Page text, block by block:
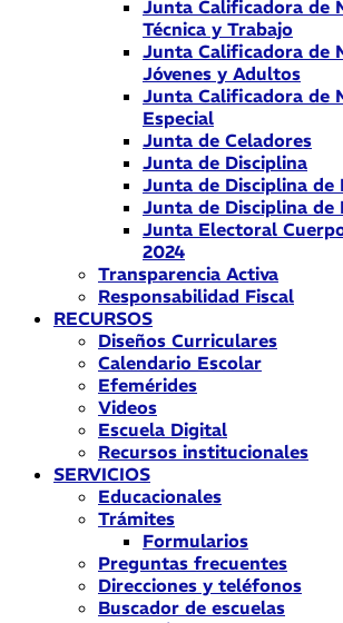
Junta Calificadora de
Técnica y Trabajo
Junta Calificadora de
Jóvenes y Adultos
Junta Calificadora de
Especial
Junta de Celadores
Junta de Disciplina
Junta de Disciplina de
Junta de Disciplina de
Junta Electoral
2024
Transparencia Activa
Responsabilidad Fiscal
RECURSOS
Diseños Curriculares
Calendario Escolar
Efemérides
Videos
Escuela Digital
Recursos institucionales
SERVICIOS
Educacionales
Trámites
Formularios
Preguntas frecuentes
Direcciones y teléfonos
Buscador de escuelas